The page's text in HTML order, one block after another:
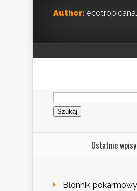
Author:
Szukaj:
Ostatnie wpisy
Błonnik